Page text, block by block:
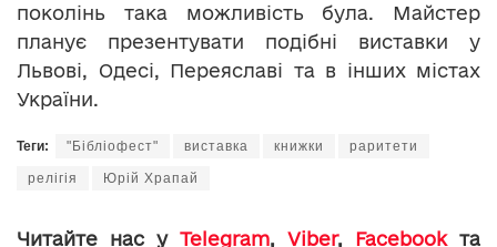
поколінь така можливість була. Майстер
планує презентувати подібні виставки у
Львові, Одесі, Переяславі та в інших містах
України.
Теги: "Бібліофест" виставка книжки раритети
релігія Юрій Храпай
Читайте нас у Telegram, Viber, Facebookта